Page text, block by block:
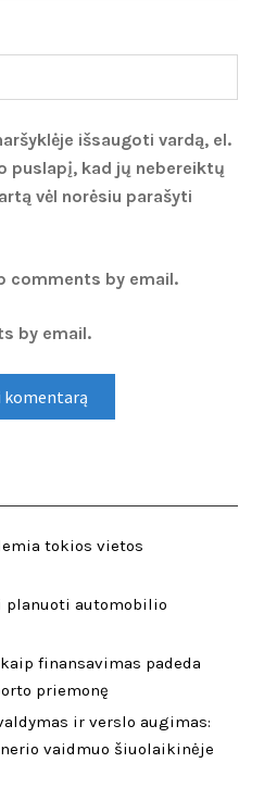
išsaugoti vardą, el.
puslapį, kad jų nebereiktų
vėl norėsiu parašyti
comments by email.
by email.
tokios vietos
planuoti automobilio
finansavimas padeda
priemonę
ir verslo augimas:
vaidmuo šiuolaikinėje